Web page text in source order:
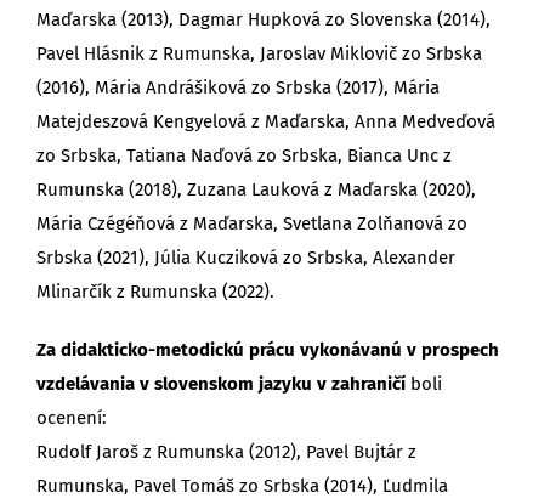
Maďarska (2013), Dagmar Hupková zo Slovenska (2014),
Pavel Hlásnik z Rumunska, Jaroslav Miklovič zo Srbska
(2016), Mária Andrášiková zo Srbska (2017), Mária
Matejdeszová Kengyelová z Maďarska, Anna Medveďová
zo Srbska, Tatiana Naďová zo Srbska, Bianca Unc z
Rumunska (2018), Zuzana Lauková z Maďarska (2020),
Mária Czégéňová z Maďarska, Svetlana Zolňanová zo
Srbska (2021), Júlia Kucziková zo Srbska, Alexander
Mlinarčík z Rumunska (2022).
Za didakticko-metodickú prácu vykonávanú v prospech
vzdelávania v slovenskom jazyku v zahraničíboli
ocenení:
Rudolf Jaroš z Rumunska (2012), Pavel Bujtár z
Rumunska, Pavel Tomáš zo Srbska (2014), Ľudmila